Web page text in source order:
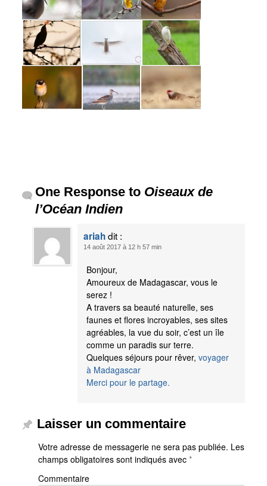
One Response to Oiseaux de
l’Océan Indien
ariahdit :
14 août 2017 à 12 h 57 min
Bonjour,
Amoureux de Madagascar, vous le
serez !
A travers sa beauté naturelle, ses
faunes et flores incroyables, ses sites
agréables, la vue du soir, c’est un île
comme un paradis sur terre.
Quelques séjours pour rêver, voyager
à Madagascar
Merci pour le partage.
Laisser un commentaire
Votre adresse de messagerie ne sera pas publiée. Les
champs obligatoires sont indiqués avec *
Commentaire